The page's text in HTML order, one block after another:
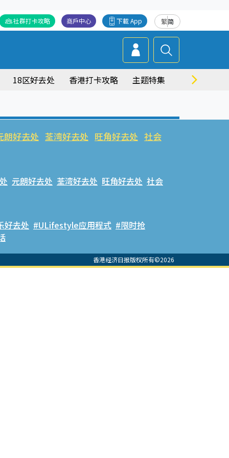
繁简
下載 App
商戶中心
社群打卡攻略
18区好去处 香港打卡攻略 主题特集 商场情报
朗好去处 荃湾好去处 旺角好去处 社会
元朗好去处 荃湾好去处 旺角好去处 社会
好去处 #ULifestyle应用程式 #限时抢
香港经济日报版权所有©2026